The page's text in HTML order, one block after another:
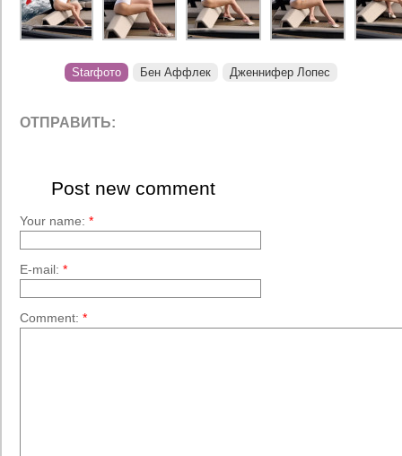
Starфото Бен Аффлек Дженнифер Лопес
ОТПРАВИТЬ:
Post new comment
Your name: *
E-mail: *
Comment: *